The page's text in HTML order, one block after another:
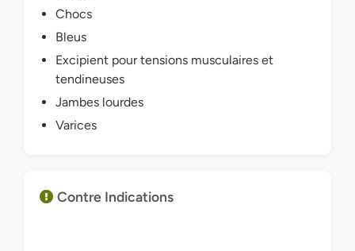
Chocs
Bleus
Excipient pour tensions musculaires et
tendineuses
Jambes lourdes
Varices
Contre Indications